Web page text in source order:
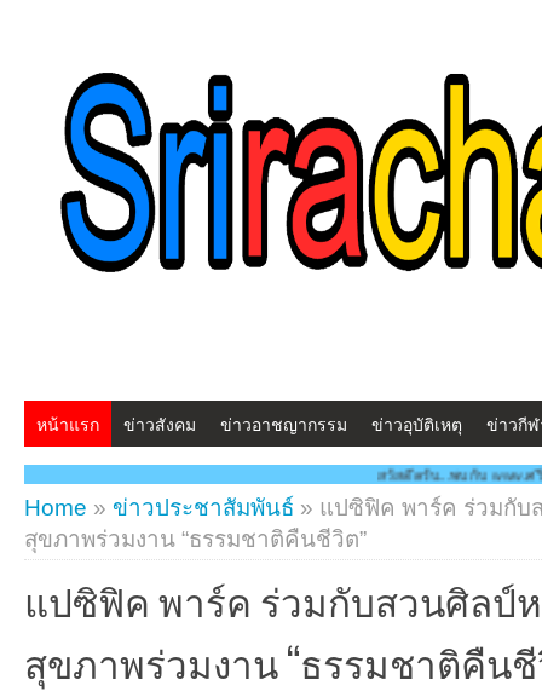
หน้าแรก ข่าวสังคม ข่าวอาชญากรรม ข่าวอุบัติเหตุ ข่าวกี
สวัสดีครับ...พบกับ www.ศรีราชาโพสต์.com
Home » ข่าวประชาสัมพันธ์ » แปซิฟิค พาร์ค ร่วมกั
สุขภาพร่วมงาน “ธรรมชาติคืนชีวิต”
แปซิฟิค พาร์ค ร่วมกับสวนศิลป์
สุขภาพร่วมงาน “ธรรมชาติคืนชี